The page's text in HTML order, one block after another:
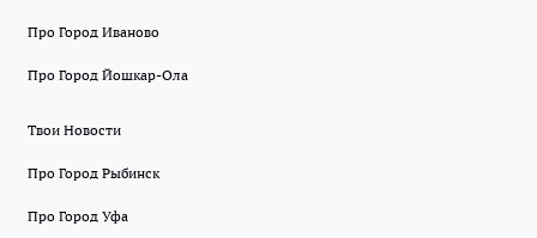
Про Город Иваново
Про Город Йошкар-Ола
Твои Новости
Про Город Рыбинск
Про Город Уфа